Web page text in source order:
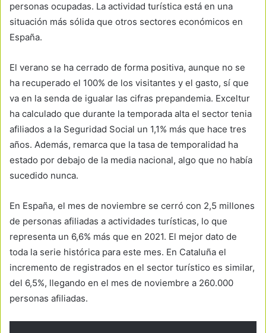
personas ocupadas. La actividad turística está en una
situación más sólida que otros sectores económicos en
España.
El verano se ha cerrado de forma positiva, aunque no se
ha recuperado el 100% de los visitantes y el gasto, sí que
va en la senda de igualar las cifras prepandemia. Exceltur
ha calculado que durante la temporada alta el sector tenia
afiliados a la Seguridad Social un 1,1% más que hace tres
años. Además, remarca que la tasa de temporalidad ha
estado por debajo de la media nacional, algo que no había
sucedido nunca.
En España, el mes de noviembre se cerró con 2,5 millones
de personas afiliadas a actividades turísticas, lo que
representa un 6,6% más que en 2021. El mejor dato de
toda la serie histórica para este mes. En Cataluña el
incremento de registrados en el sector turístico es similar,
del 6,5%, llegando en el mes de noviembre a 260.000
personas afiliadas.